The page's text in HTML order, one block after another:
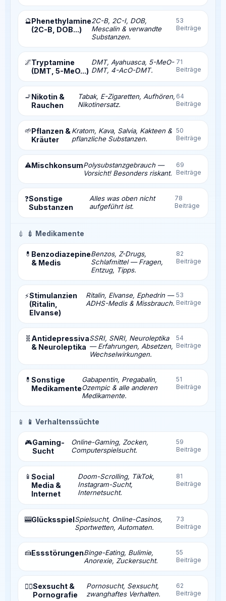
🔮Phenethylamine
(2C-B, DOB...)
2C-B, 2C-I, DOB,
Mescalin & verwandte
Substanzen.
53
Beiträge
🌌Tryptamine
(DMT, 5-MeO...)
DMT, Ayahuasca, 5-MeO-
DMT, 4-AcO-DMT.
71
Beiträge
🚬Nikotin &
Rauchen
Tabak, E-Zigaretten, Aufhören,
Nikotinersatz.
64
Beiträge
🌱Pflanzen &
Kräuter
Kratom, Kava, Salvia, Kakteen &
pflanzliche Substanzen.
50
Beiträge
⚠️MischkonsumPolysubstanzgebrauch —
Vorsicht! Besonders riskant.
69
Beiträge
❓Sonstige
Substanzen
Alles was oben nicht
aufgeführt ist.
78
Beiträge
💉 💉 Medikamente
💊 Benzodiazepine
& Medis
Benzos, Z-Drugs,
Schlafmittel — Fragen,
Entzug, Tipps.
82
Beiträge
⚡Stimulanzien
(Ritalin,
Elvanse)
Ritalin, Elvanse, Ephedrin —
ADHS-Medis & Missbrauch.
53
Beiträge
🧬 Antidepressiva
& Neuroleptika
SSRI, SNRI, Neuroleptika
— Erfahrungen, Absetzen,
Wechselwirkungen.
54
Beiträge
💊 Sonstige
Medikamente
Gabapentin, Pregabalin,
Ozempic & alle anderen
Medikamente.
51
Beiträge
📱 📱 Verhaltenssüchte
🎮Gaming-
Sucht
Online-Gaming, Zocken,
Computerspielsucht.
59
Beiträge
📱 Social
Media &
Internet
Doom-Scrolling, TikTok,
Instagram-Sucht,
Internetsucht.
81
Beiträge
🎰GlücksspielSpielsucht, Online-Casinos,
Sportwetten, Automaten.
73
Beiträge
🍰EssstörungenBinge-Eating, Bulimie,
Anorexie, Zuckersucht.
55
Beiträge
❤️‍🔥Sexsucht &
Pornografie
Pornosucht, Sexsucht,
zwanghaftes Verhalten.
62
Beiträge